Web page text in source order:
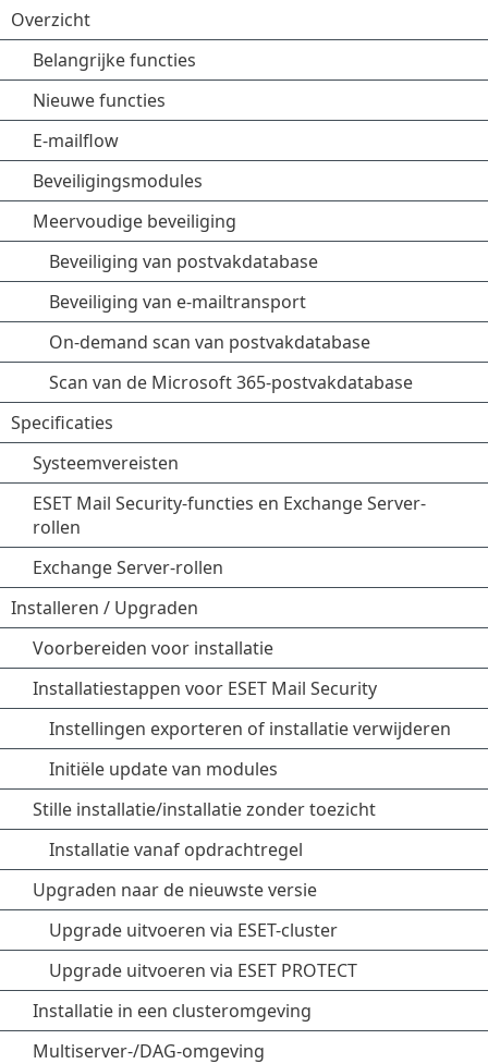
Overzicht
Belangrijke functies
Nieuwe functies
E-mailflow
Beveiligingsmodules
Meervoudige beveiliging
Beveiliging van postvakdatabase
Beveiliging van e-mailtransport
On-demand scan van postvakdatabase
Scan van de Microsoft 365-postvakdatabase
Specificaties
Systeemvereisten
ESET Mail Security-functies en Exchange Server-
rollen
Exchange Server-rollen
Installeren / Upgraden
Voorbereiden voor installatie
Installatiestappen voor ESET Mail Security
Instellingen exporteren of installatie verwijderen
Initiële update van modules
Stille installatie/installatie zonder toezicht
Installatie vanaf opdrachtregel
Upgraden naar de nieuwste versie
Upgrade uitvoeren via ESET-cluster
Upgrade uitvoeren via ESET PROTECT
Installatie in een clusteromgeving
Multiserver-/DAG-omgeving